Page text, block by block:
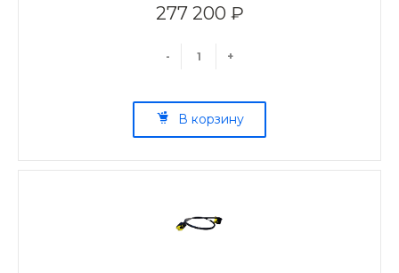
277 200 ₽
- +
В корзину